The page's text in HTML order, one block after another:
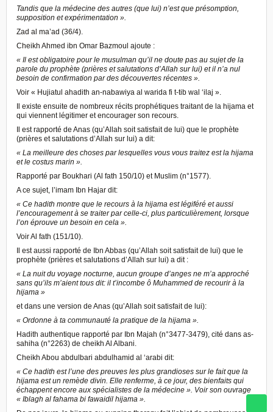
Tandis que la médecine des autres (que lui) n’est que présomption,
supposition et expérimentation ».
Zad al ma’ad (36/4).
Cheikh Ahmed ibn Omar Bazmoul ajoute :
« Il est obligatoire pour le musulman qu’il ne doute pas au sujet de la
parole du prophète (prières et salutations d’Allah sur lui) et il n’a nul
besoin de confirmation par des découvertes récentes ».
Voir « Hujiatul ahadith an-nabawiya al warida fi t-tib wal ‘ilaj ».
Il existe ensuite de nombreux récits prophétiques traitant de la hijama et
qui viennent légitimer et encourager son recours.
Il est rapporté de Anas (qu’Allah soit satisfait de lui) que le prophète
(prières et salutations d’Allah sur lui) a dit:
« La meilleure des choses par lesquelles vous vous traitez est la hijama
et le costus marin ».
Rapporté par Boukhari (Al fath 150/10) et Muslim (n°1577).
A ce sujet, l’imam Ibn Hajar dit:
« Ce hadith montre que le recours à la hijama est légiféré et aussi
l’encouragement à se traiter par celle-ci, plus particulièrement, lorsque
l’on éprouve un besoin en cela ».
Voir Al fath (151/10).
Il est aussi rapporté de Ibn Abbas (qu’Allah soit satisfait de lui) que le
prophète (prières et salutations d’Allah sur lui) a dit :
« La nuit du voyage nocturne, aucun groupe d’anges ne m’a approché
sans qu’ils m’aient tous dit: il t’incombe ô Muhammed de recourir à la
hijama »
et dans une version de Anas (qu’Allah soit satisfait de lui):
« Ordonne à ta communauté la pratique de la hijama ».
Hadith authentique rapporté par Ibn Majah (n°3477-3479), cité dans as-
sahiha (n°2263) de cheikh Al Albani.
Cheikh Abou abdulbari abdulhamid al ‘arabi dit:
« Ce hadith est l’une des preuves les plus grandioses sur le fait que la
hijama est un remède divin. Elle renferme, à ce jour, des bienfaits qui
échappent encore aux spécialistes de la médecine ». Voir son ouvrage
« Iblagh al fahama bi fawaidil hijama ».